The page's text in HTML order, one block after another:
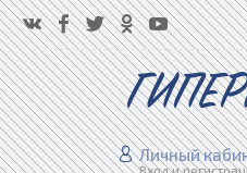
Личный